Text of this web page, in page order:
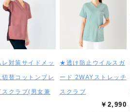
対策サイドメッ
切替コットンブレ
スクラブ(男女兼
★透け防止ウイルスガ
ード 2WAYストレッチ
スクラブ
￥2,990